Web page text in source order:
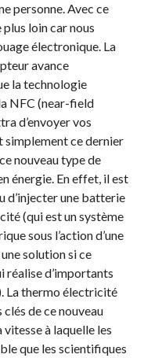
personne. Avec ce
loin car nous
électronique. La
avance
la technologie
NFC (near-field
d’envoyer vos
simplement ce dernier
nouveau type de
énergie. En effet, il est
d’injecter une batterie
(qui est un système
sous l’action d’une
solution si ce
réalise d’importants
La thermo électricité
de ce nouveau
vitesse à laquelle les
que les scientifiques